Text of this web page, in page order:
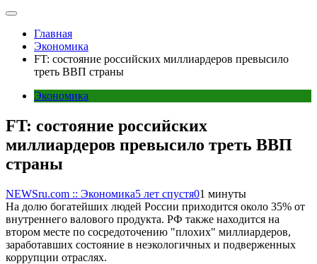
Главная
Экономика
FT: состояние российских миллиардеров превысило
треть ВВП страны
Экономика
FT: состояние российских
миллиардеров превысило треть ВВП
страны
NEWSru.com :: Экономика5 лет спустя01 минуты
На долю богатейших людей России приходится около 35% от
внутреннего валового продукта. РФ также находится на
втором месте по сосредоточению "плохих" миллиардеров,
заработавших состояние в неэкологичных и подверженных
коррупции отраслях.